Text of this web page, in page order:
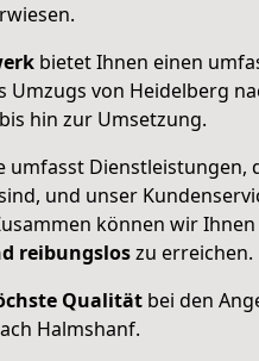
bietet Ihnen einen
Umzugs von Heidelberg
hin zur Umsetzung.
umfasst Dienstleistungen,
und unser
können wir
reibungsloszu erreichen.
Qualität bei den
Halmshanf.